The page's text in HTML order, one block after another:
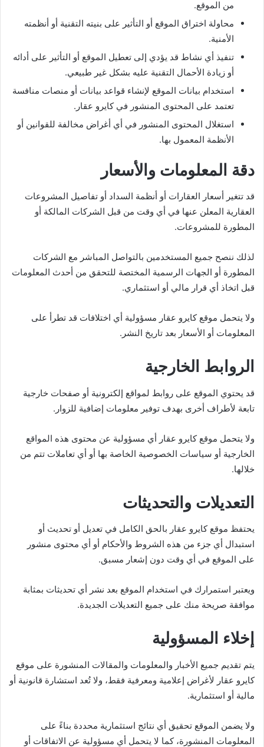
من الموقع.
محاولة اختراق الموقع أو التأثير على بنيته التقنية أو أنظمته
الأمنية.
تنفيذ أي نشاط قد يؤدي إلى تعطيل الموقع أو التأثير على أدائه
أو زيادة الأحمال التقنية عليه بشكل غير طبيعي.
استخدام بيانات الموقع لإنشاء قواعد بيانات أو منصات منافسة
تعتمد على المحتوى المنشور في كايرو عقار.
استغلال المحتوى المنشور في أي أغراض مخالفة للقوانين أو
الأنظمة المعمول بها.
دقة المعلومات والأسعار
قد تتغير أسعار العقارات أو أنظمة السداد أو تفاصيل المشروعات
العقارية المعلن عنها في أي وقت من قبل الشركات المالكة أو
المطورة للمشروعات.
لذلك ننصح جميع المستخدمين بالتواصل المباشر مع الشركات
المطورة أو الجهات الرسمية المختصة للتحقق من أحدث المعلومات
قبل اتخاذ أي قرار مالي أو استثماري.
ولا يتحمل موقع كايرو عقار مسؤولية أي اختلافات قد تطرأ على
المعلومات أو الأسعار بعد تاريخ النشر.
الروابط الخارجية
قد يحتوي الموقع على روابط لمواقع إلكترونية أو صفحات خارجية
تابعة لأطراف أخرى بهدف توفير معلومات إضافية للزوار.
ولا يتحمل موقع كايرو عقار أي مسؤولية عن محتوى هذه المواقع
الخارجية أو سياسات الخصوصية الخاصة بها أو أي تعاملات تتم من
خلالها.
التعديلات والتحديثات
يحتفظ موقع كايرو عقار بالحق الكامل في تعديل أو تحديث أو
استبدال أي جزء من هذه الشروط والأحكام أو أي محتوى منشور
على الموقع في أي وقت دون إشعار مسبق.
ويعتبر استمرارك في استخدام الموقع بعد نشر أي تحديثات بمثابة
موافقة صريحة منك على جميع التعديلات الجديدة.
إخلاء المسؤولية
يتم تقديم جميع الأخبار والمعلومات والمقالات المنشورة على موقع
كايرو عقار لأغراض إعلامية ومعرفية فقط، ولا تُعد استشارة قانونية أو
مالية أو استثمارية.
ولا يضمن الموقع تحقيق أي نتائج استثمارية محددة بناءً على
المعلومات المنشورة، كما لا يتحمل أي مسؤولية عن الاتفاقات أو